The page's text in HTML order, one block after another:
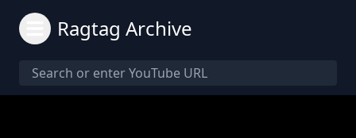
Ragtag Archive